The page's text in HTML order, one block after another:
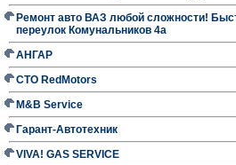
Ремонт авто ВАЗ любой сложности!
переулок Комунальников 4а
АНГАР
СТО RedMotors
M&B Service
Гарант-Автотехник
VIVA! GAS SERVICE